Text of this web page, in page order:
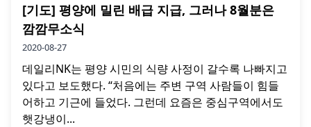
[기도] 평양에 밀린 배급 지급, 그러나 8월분은
깜깜무소식
2020-08-27
데일리NK는 평양 시민의 식량 사정이 갈수록 나빠지고
있다고 보도했다. “처음에는 주변 구역 사람들이 힘들
어하고 기근에 들었다. 그런데 요즘은 중심구역에서도
햇강냉이...